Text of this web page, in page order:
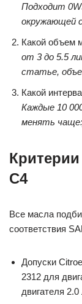
Подходит
окружающей
Какой объем
от 3 до 5.5
статье,
Какой
Каждые 10
менять
C4
Все масла
соответствия
Допуски
2312 для
двигателя 2.0